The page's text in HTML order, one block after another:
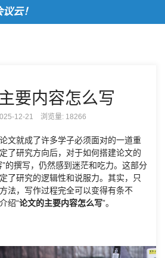
云！
要内容怎么写
12-21 浏览量: 18266
文就成了许多学子必须面对的一道重
了研究方向后，对于如何搭建论文的
的撰写，仍然感到迷茫和吃力。这部分
了研究的逻辑性和说服力。其实，只
法，写作过程完全可以变得有条不
绍“论文的主要内容怎么写”。